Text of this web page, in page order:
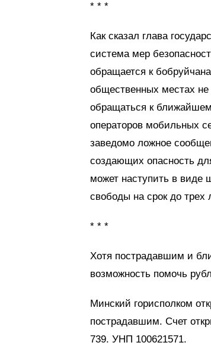
* * *
Как сказал глава
система мер
обращается к
общественных местах не
обращаться к
операторов мобильных
заведомо ложное
создающих опасность
может наступить в виде
свободы на срок до трех
* * *
Хотя пострадавшим и
возможность помочь
Минский горисполком
пострадавшим. Счет
739. УНП 100621571.